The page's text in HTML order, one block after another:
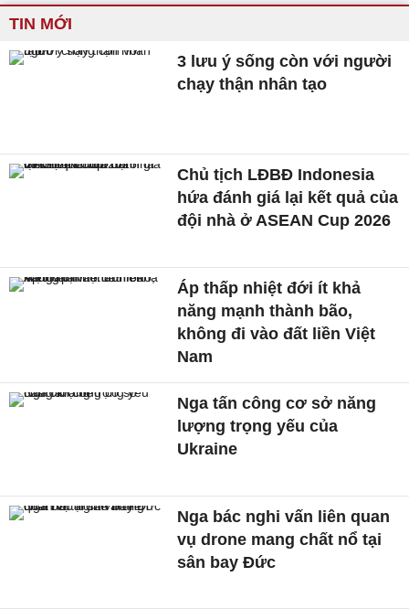
TIN MỚI
3 lưu ý sống còn với người
chạy thận nhân tạo
Chủ tịch LĐBĐ Indonesia
hứa đánh giá lại kết quả của
đội nhà ở ASEAN Cup 2026
Áp thấp nhiệt đới ít khả
năng mạnh thành bão,
không đi vào đất liền Việt
Nam
Nga tấn công cơ sở năng
lượng trọng yếu của
Ukraine
Nga bác nghi vấn liên quan
vụ drone mang chất nổ tại
sân bay Đức